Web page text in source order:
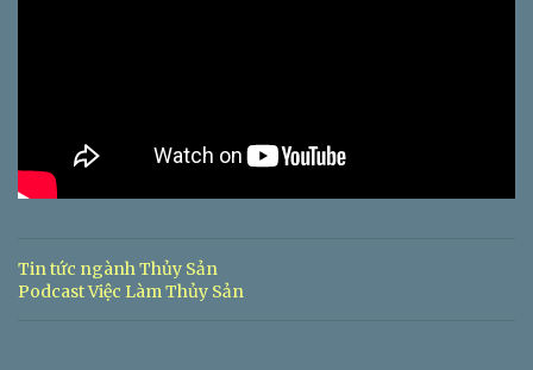
Tin tức ngành Thủy Sản
Podcast Việc Làm Thủy Sản